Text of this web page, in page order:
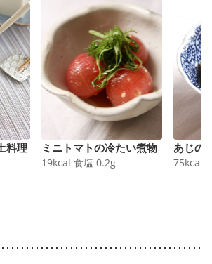
料理
ミニトマトの冷たい煮物
19kcal 食塩 0.2g
あじの
75kcal